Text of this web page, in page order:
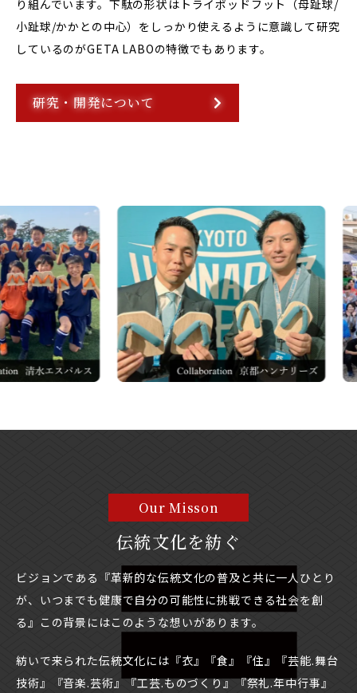
り組んでいます。下駄の形状はトライポッドフット（母趾球/
小趾球/かかとの中心）をしっかり使えるように意識して研究
しているのがGETA LABOの特徴でもあります。
研究・開発について
Our Misson
伝統文化を紡ぐ
ビジョンである『革新的な伝統文化の普及と共に一人ひとり
が、いつまでも健康で自分の可能性に挑戦できる社会を創
る』この背景にはこのような想いがあります。
紡いで来られた伝統文化には『衣』『食』『住』『芸能.舞台
技術』『音楽.芸術』『工芸.ものづくり』『祭礼.年中行事』